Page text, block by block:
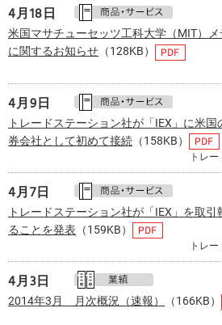
4月18日
米国マサチューセッツ工科大学（MIT）
に関するお知らせ （128KB）
4月9日
トレードステーション社が「IEX」に米
券会社として初めて接続 （158KB）
トレ
4月7日
トレードステーション社が「IEX」を取
ることを発表 （159KB）
トレ
4月3日
2014年3月 月次概況（速報） （166KB）